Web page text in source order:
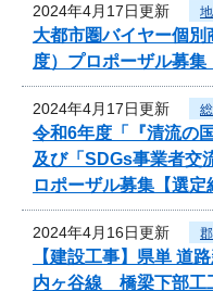
2024年4月17日更新
大都市圏バイヤー個
度）プロポーザル募集
2024年4月17日更新
令和6年度「『清流の
及び「SDGs事業者交
ロポーザル募集【選定
2024年4月16日更新
【建設工事】県単 道
内ヶ谷線 橋梁下部工